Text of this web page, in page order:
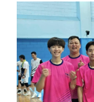
運動賽事
專業證書
防蚊產品
牙科產品
骨科產品
外科產品
搜索